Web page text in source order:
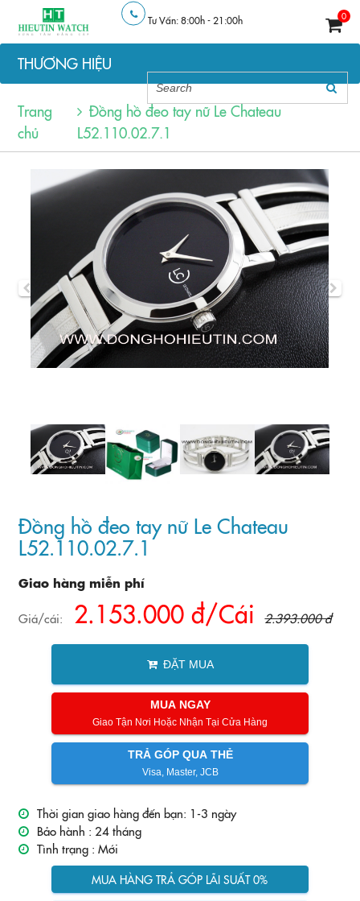
Tư Vấn: 8:00h - 21:00h 0
THƯƠNG HIỆU
Trang
chủ
Đồng hồ đeo tay nữ Le Chateau
L52.110.02.7.1
Đồng hồ đeo tay nữ Le Chateau
L52.110.02.7.1
Giao hàng miễn phí
Giá/cái: 2.153.000 đ/Cái 2.393.000 đ
ĐẶT MUA
MUA NGAY
Giao Tận Nơi Hoặc Nhận Tại Cửa Hàng
TRẢ GÓP QUA THẺ
Visa, Master, JCB
Thời gian giao hàng đến bạn: 1-3 ngày
Bảo hành : 24 tháng
Tình trạng : Mới
MUA HÀNG TRẢ GÓP LÃI SUẤT 0%